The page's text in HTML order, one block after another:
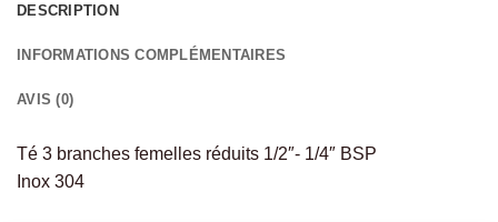
DESCRIPTION
INFORMATIONS COMPLÉMENTAIRES
AVIS (0)
Té 3 branches femelles réduits 1/2″- 1/4″ BSP
Inox 304